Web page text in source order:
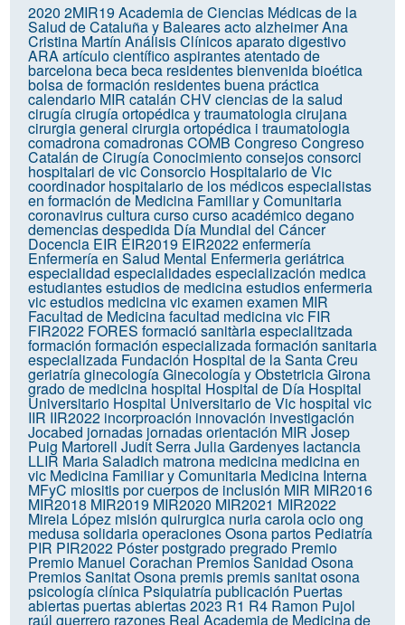
2020 2MIR19 Academia de Ciencias Médicas de la
Salud de Cataluña y BalearesactoalzheimerAna
Cristina Martín Análisis Clínicosaparato digestivo
ARA artículo científicoaspirantesatentado de
barcelonabecabeca residentesbienvenidabioética
bolsa de formación residentesbuena práctica
calendario MIR catalán CHVciencias de la salud
cirugíacirugía ortopédica y traumatologiacirujana
cirurgia general cirurgia ortopédica i traumatologia
comadronacomadronasCOMB CongresoCongreso
Catalán de CirugíaConocimientoconsejosconsorci
hospitalari de vicConsorcio Hospitalario de Vic
coordinador hospitalario de los médicos especialistas
en formación de Medicina Familiar y Comunitaria
coronavirusculturacursocurso académicodegano
demenciasdespedida Día Mundial del Cáncer
Docencia EIR EIR2019 EIR2022enfermería
Enfermería en Salud Mental Enfermeria geriátrica
especialidad especialidadesespecialización medica
estudiantesestudios de medicinaestudios enfermeria
vicestudios medicina vicexamen examen MIR
Facultad de Medicinafacultad medicina vic FIR
FIR2022 FORES formació sanitària especialitzada
formación formación especializadaformación sanitaria
especializada Fundación Hospital de la Santa Creu
geriatríaginecologíaGinecología y ObstetriciaGirona
grado de medicina hospital Hospital de Día Hospital
Universitario Hospital Universitario de Vic hospital vic
IIR IIR2022 incorproación innovación investigación
Jocabed jornadas jornadas orientación MIR Josep
Puig Martorell Judit SerraJulia Gardenyes lactancia
LLIR Maria Saladich matrona medicina medicina en
vic Medicina Familiar y Comunitaria Medicina Interna
MFyC miositis por cuerpos de inclusión MIR MIR2016
MIR2018 MIR2019 MIR2020 MIR2021 MIR2022
Mireia López misión quirurgica nuria carolaocioong
medusa solidariaoperacionesOsonapartos Pediatría
PIR PIR2022 Pósterpostgradopregrado Premio
Premio Manuel Corachan Premios Sanidad Osona
Premios Sanitat Osonapremispremis sanitat osona
psicología clínica Psiquiatríapublicación Puertas
abiertaspuertas abiertas 2023 R1 R4 Ramon Pujol
raúl guerrero razones Real Academia de Medicina de